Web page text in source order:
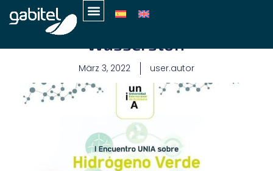
1. UNIA-Treffen zu Grünem
Wasserstoff
März 3, 2022 user.autor